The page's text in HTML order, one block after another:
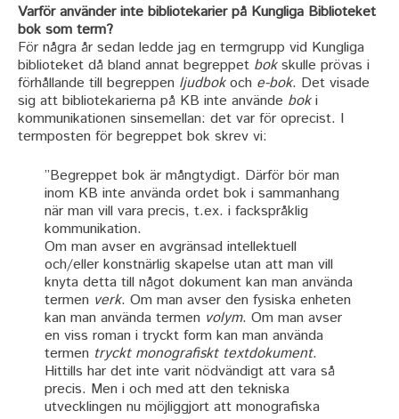
Varför använder inte bibliotekarier på Kungliga Biblioteket
bok som term?
För några år sedan ledde jag en termgrupp vid Kungliga
biblioteket då bland annat begreppet bokskulle prövas i
förhållande till begreppen ljudbokoch e-bok. Det visade
sig att bibliotekarierna på KB inte använde boki
kommunikationen sinsemellan: det var för oprecist. I
termposten för begreppet bok skrev vi:
”Begreppet bok är mångtydigt. Därför bör man
inom KB inte använda ordet bok i sammanhang
när man vill vara precis, t.ex. i fackspråklig
kommunikation.
Om man avser en avgränsad intellektuell
och/eller konstnärlig skapelse utan att man vill
knyta detta till något dokument kan man använda
termen verk. Om man avser den fysiska enheten
kan man använda termen volym. Om man avser
en viss roman i tryckt form kan man använda
termen tryckt monografiskt textdokument.
Hittills har det inte varit nödvändigt att vara så
precis. Men i och med att den tekniska
utvecklingen nu möjliggjort att monografiska